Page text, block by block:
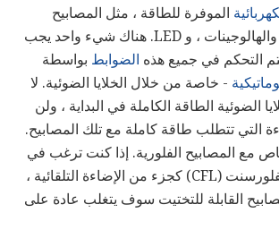
الموفرة للطاقة ، مثل المصابيح
الفلورية المتناقلة ، والهالوجينات ، و LED. هناك شيء واحد يجب
التحكم في جميع هذه الضوابط بواسطة
- خاصة من خلال الخلايا الضوئية. لا
الضوئية الطاقة الكاملة في البداية ، ولن
التي تتطلب طاقة كاملة مع تلك المصابيح.
مع المصابيح الفلورية. إذا كنت ترغب في
استخدام مصابيح الفلورسنت (CFL) كجزء من الإضاءة التلقائية ،
القابلة للتختيت سوف يتغلب عادة على